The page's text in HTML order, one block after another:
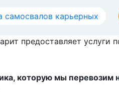
самосвалов карьерных
предоставляет услуги
которую мы